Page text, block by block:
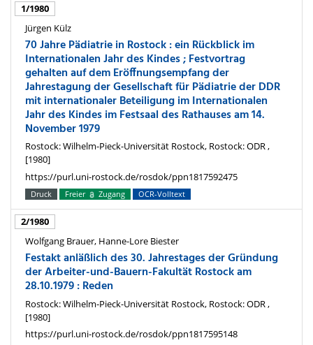
1/1980
Jürgen Külz
70 Jahre Pädiatrie in Rostock : ein Rückblick im
Internationalen Jahr des Kindes ; Festvortrag
gehalten auf dem Eröffnungsempfang der
Jahrestagung der Gesellschaft für Pädiatrie der DDR
mit internationaler Beteiligung im Internationalen
Jahr des Kindes im Festsaal des Rathauses am 14.
November 1979
Rostock: Wilhelm-Pieck-Universität Rostock, Rostock: ODR ,
[1980]
https://purl.uni-rostock.de/rosdok/ppn1817592475
Druck Freier Zugang OCR-Volltext
2/1980
Wolfgang Brauer, Hanne-Lore Biester
Festakt anläßlich des 30. Jahrestages der Gründung
der Arbeiter-und-Bauern-Fakultät Rostock am
28.10.1979 : Reden
Rostock: Wilhelm-Pieck-Universität Rostock, Rostock: ODR ,
[1980]
https://purl.uni-rostock.de/rosdok/ppn1817595148